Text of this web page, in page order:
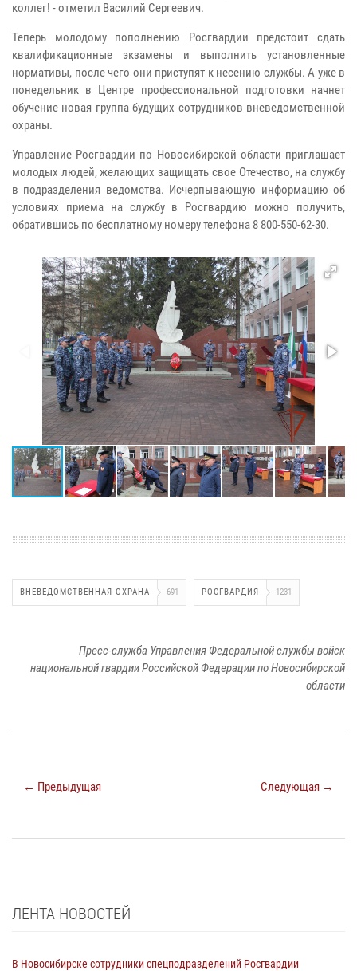
коллег! - отметил Василий Сергеевич.
Теперь молодому пополнению Росгвардии предстоит сдать
квалификационные экзамены и выполнить установленные
нормативы, после чего они приступят к несению службы. А уже в
понедельник в Центре профессиональной подготовки начнет
обучение новая группа будущих сотрудников вневедомственной
охраны.
Управление Росгвардии по Новосибирской области приглашает
молодых людей, желающих защищать свое Отечество, на службу
в подразделения ведомства. Исчерпывающую информацию об
условиях приема на службу в Росгвардию можно получить,
обратившись по бесплатному номеру телефона 8 800-550-62-30.
ВНЕВЕДОМСТВЕННАЯ ОХРАНА 691 РОСГВАРДИЯ 1231
Пресс-служба Управления Федеральной службы войск
национальной гвардии Российской Федерации по Новосибирской
области
← Предыдущая Следующая →
ЛЕНТА НОВОСТЕЙ
В Новосибирске сотрудники спецподразделений Росгвардии